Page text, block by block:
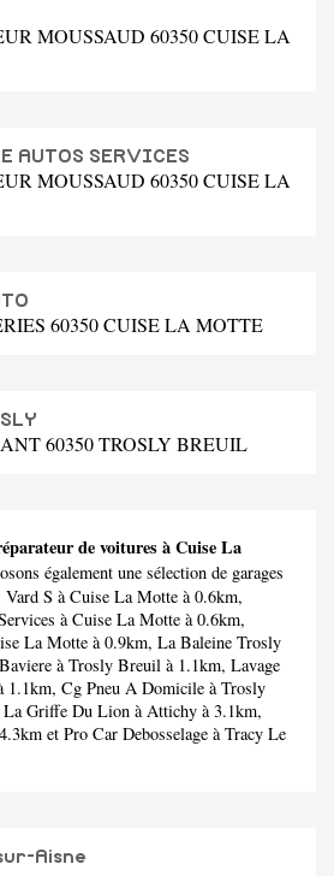
MOUSSAUD 60350 CUISE LA
AUTOS SERVICES
MOUSSAUD 60350 CUISE LA
60350 CUISE LA MOTTE
60350 TROSLY BREUIL
de voitures à Cuise La
également une sélection de garages
Vard S à Cuise La Motte à 0.6km,
à Cuise La Motte à 0.6km,
La Motte à 0.9km, La Baleine Trosly
Baviere à Trosly Breuil à 1.1km, Lavage
1.1km, Cg Pneu A Domicile à Trosly
La Griffe Du Lion à Attichy à 3.1km,
et Pro Car Debosselage à Tracy Le
Aisne